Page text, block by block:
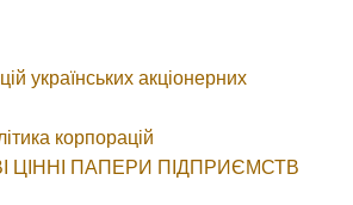
українських акціонерних
корпорацій
ЦІННІ ПАПЕРИ ПІДПРИЄМСТВ